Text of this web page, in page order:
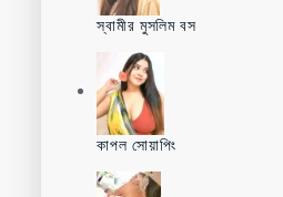
স্বামীর মুসলিম বস
কাপল সোয়াপিং